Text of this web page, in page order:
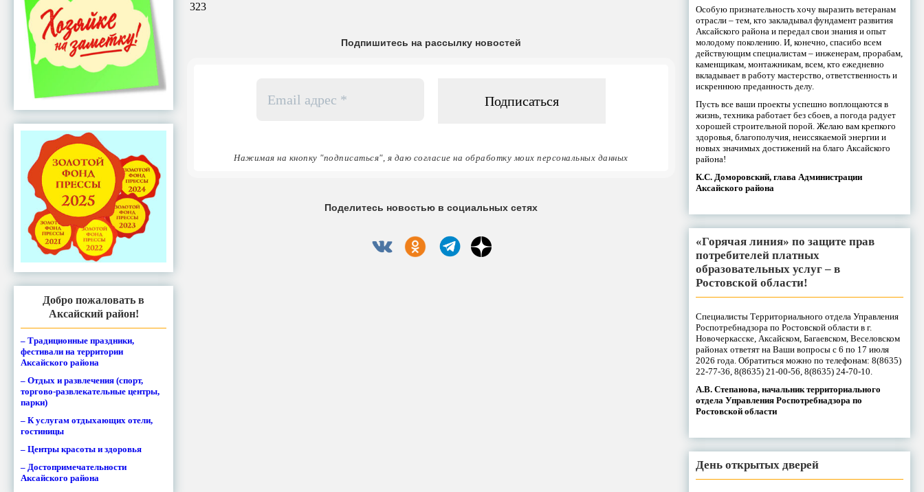
Добро пожаловать в
Аксайский район!
– Традиционные праздники,
фестивали на территории
Аксайского района
– Отдых и развлечения (спорт,
торгово-развлекательные центры,
парки)
– К услугам отдыхающих отели,
гостиницы
– Центры красоты и здоровья
– Достопримечательности
Аксайского района
323
Подпишитесь на рассылку новостей
адрес
Нажимая на кнопку "подписаться", я даю согласие на обработку моих персональных данных
Поделитесь новостью в социальных сетях
Особую признательность хочу выразить ветеранам
отрасли – тем, кто закладывал фундамент развития
Аксайского района и передал свои знания и опыт
молодому поколению. И, конечно, спасибо всем
действующим специалистам – инженерам, прорабам,
каменщикам, монтажникам, всем, кто ежедневно
вкладывает в работу мастерство, ответственность и
искреннюю преданность делу.
Пусть все ваши проекты успешно воплощаются в
жизнь, техника работает без сбоев, а погода радует
хорошей строительной порой. Желаю вам крепкого
здоровья, благополучия, неиссякаемой энергии и
новых значимых достижений на благо Аксайского
района!
К.С. Доморовский, глава Администрации
Аксайского района
«Горячая линия» по защите прав
потребителей платных
образовательных услуг – в
Ростовской области!
Специалисты Территориального отдела Управления
Роспотребнадзора по Ростовской области в г.
Новочеркасске, Аксайском, Багаевском, Веселовском
районах ответят на Ваши вопросы с 6 по 17 июля
2026 года. Обратиться можно по телефонам: 8(8635)
22-77-36, 8(8635) 21-00-56, 8(8635) 24-70-10.
А.В. Степанова, начальник территориального
отдела Управления Роспотребнадзора по
Ростовской области
День открытых дверей